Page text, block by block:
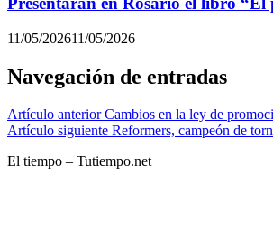
11/05/202611/05/2026
Navegación de entradas
Artículo anterior Cambios en la ley de
Artículo siguiente Reformers, campeón de
El tiempo – Tutiempo.net